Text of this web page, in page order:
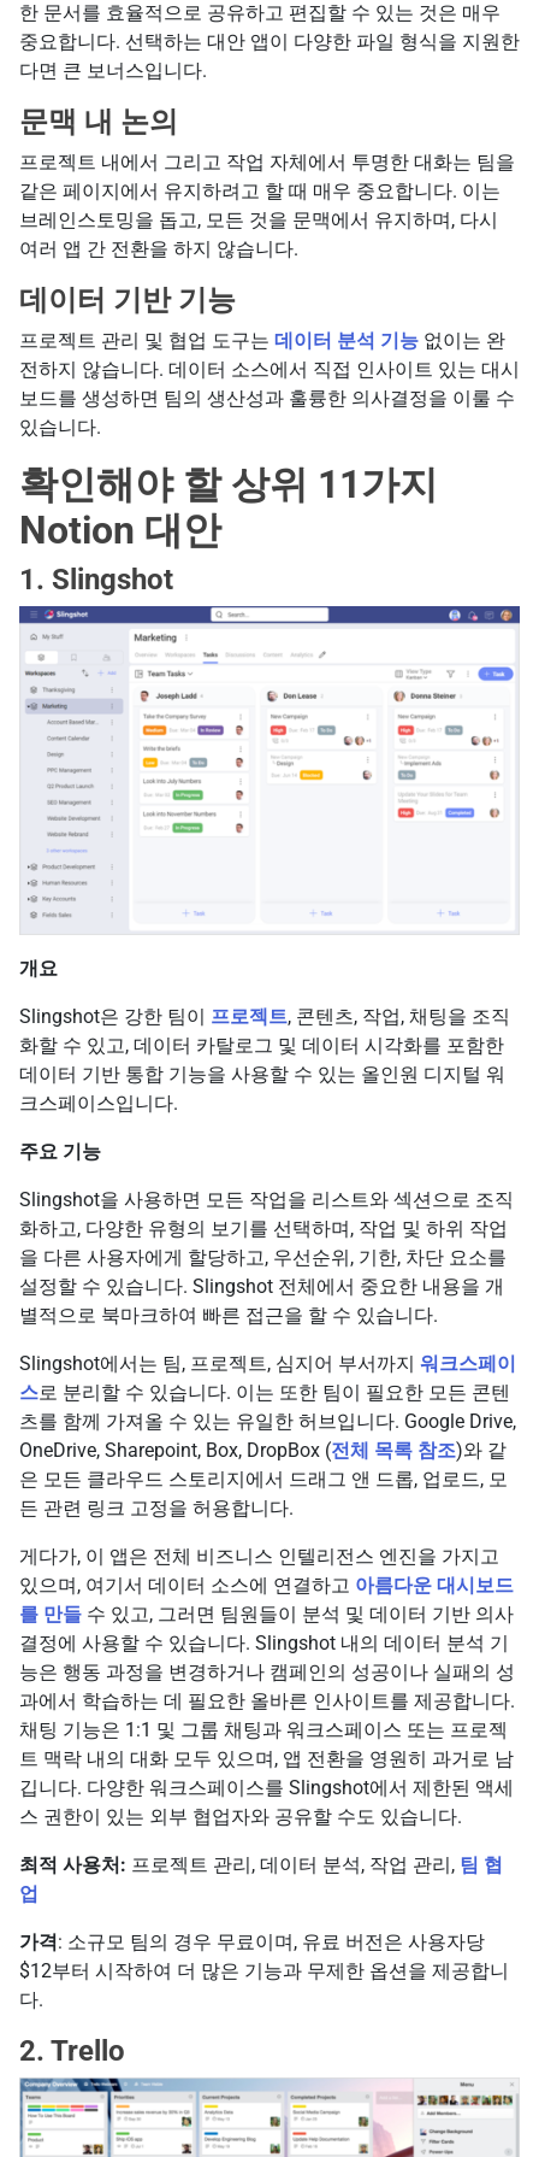
한 문서를 효율적으로 공유하고 편집할 수 있는 것은 매우
중요합니다. 선택하는 대안 앱이 다양한 파일 형식을 지원한
다면 큰 보너스입니다.
문맥 내 논의
프로젝트 내에서 그리고 작업 자체에서 투명한 대화는 팀을
같은 페이지에서 유지하려고 할 때 매우 중요합니다. 이는
브레인스토밍을 돕고, 모든 것을 문맥에서 유지하며, 다시
여러 앱 간 전환을 하지 않습니다.
데이터 기반 기능
프로젝트 관리 및 협업 도구는 데이터 분석 기능 없이는 완
전하지 않습니다. 데이터 소스에서 직접 인사이트 있는 대시
보드를 생성하면 팀의 생산성과 훌륭한 의사결정을 이룰 수
있습니다.
확인해야 할 상위 11가지
Notion 대안
1. Slingshot
개요
Slingshot은 강한 팀이 프로젝트, 콘텐츠, 작업, 채팅을 조직
화할 수 있고, 데이터 카탈로그 및 데이터 시각화를 포함한
데이터 기반 통합 기능을 사용할 수 있는 올인원 디지털 워
크스페이스입니다.
주요 기능
Slingshot을 사용하면 모든 작업을 리스트와 섹션으로 조직
화하고, 다양한 유형의 보기를 선택하며, 작업 및 하위 작업
을 다른 사용자에게 할당하고, 우선순위, 기한, 차단 요소를
설정할 수 있습니다. Slingshot 전체에서 중요한 내용을 개
별적으로 북마크하여 빠른 접근을 할 수 있습니다.
Slingshot에서는 팀, 프로젝트, 심지어 부서까지 워크스페이
스로 분리할 수 있습니다. 이는 또한 팀이 필요한 모든 콘텐
츠를 함께 가져올 수 있는 유일한 허브입니다. Google Drive,
OneDrive, Sharepoint, Box, DropBox (전체 목록 참조)와 같
은 모든 클라우드 스토리지에서 드래그 앤 드롭, 업로드, 모
든 관련 링크 고정을 허용합니다.
게다가, 이 앱은 전체 비즈니스 인텔리전스 엔진을 가지고
있으며, 여기서 데이터 소스에 연결하고 아름다운 대시보드
를 만들 수 있고, 그러면 팀원들이 분석 및 데이터 기반 의사
결정에 사용할 수 있습니다. Slingshot 내의 데이터 분석 기
능은 행동 과정을 변경하거나 캠페인의 성공이나 실패의 성
과에서 학습하는 데 필요한 올바른 인사이트를 제공합니다.
채팅 기능은 1:1 및 그룹 채팅과 워크스페이스 또는 프로젝
트 맥락 내의 대화 모두 있으며, 앱 전환을 영원히 과거로 남
깁니다. 다양한 워크스페이스를 Slingshot에서 제한된 액세
스 권한이 있는 외부 협업자와 공유할 수도 있습니다.
최적 사용처: 프로젝트 관리, 데이터 분석, 작업 관리, 팀 협
업
가격 : 소규모 팀의 경우 무료이며, 유료 버전은 사용자당
$12부터 시작하여 더 많은 기능과 무제한 옵션을 제공합니
다.
2. Trello